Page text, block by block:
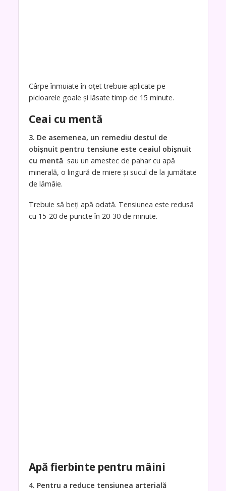
Cârpe înmuiate în oțet trebuie aplicate pe
picioarele goale și lăsate timp de 15 minute.
Ceai cu mentă
3. De asemenea, un remediu destul de
obișnuit pentru tensiune este ceaiul obișnuit
cu mentăsau un amestec de pahar cu apă
minerală, o lingură de miere și sucul de la jumătate
de lămâie.
Trebuie să beți apă odată. Tensiunea este redusă
cu 15-20 de puncte în 20-30 de minute.
Apă fierbinte pentru mâini
4. Pentru a reduce tensiunea arterială